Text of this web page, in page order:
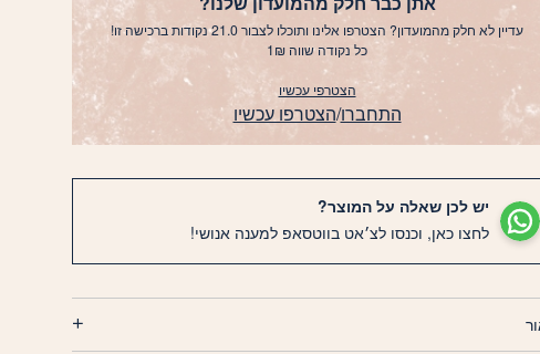
עדיין לא חלק מהמועדון? הצטרפו אלינו ותוכלו לצבור 21.0 נקודות ברכישה זו!
כל נקודה שווה 1₪
הצטרפי עכשיו
התחברו/הצטרפו עכשיו
יש לכן שאלה על המוצר?
לחצו כאן, וכנסו לצ׳אט בווטסאפ למענה אנושי!